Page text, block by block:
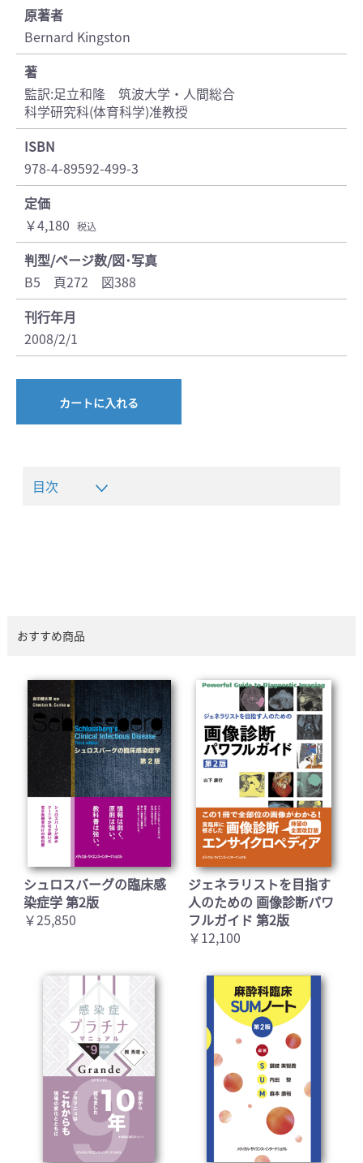
原著者
Bernard Kingston
著
監訳:足立和隆 筑波大学・人間総合
科学研究科(体育科学)准教授
ISBN
978-4-89592-499-3
定価
￥4,180 税込
判型/ページ数/図･写真
B5 頁272 図388
刊行年月
2008/2/1
カートに入れる
目次
おすすめ商品
シュロスバーグの臨床感
染症学 第2版
￥25,850
ジェネラリストを目指す
人のための 画像診断パワ
フルガイド 第2版
￥12,100